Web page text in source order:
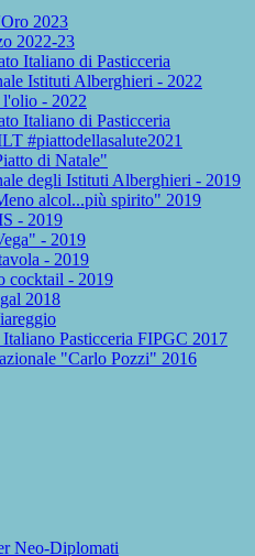
2023
2022-23
Italiano di Pasticceria
Istituti Alberghieri - 2022
- 2022
Italiano di Pasticceria
#piattodellasalute2021
di Natale"
degli Istituti Alberghieri - 2019
alcol...più spirito" 2019
- 2019
- 2019
- 2019
cocktail - 2019
2018
Pasticceria FIPGC 2017
"Carlo Pozzi" 2016
Neo-Diplomati